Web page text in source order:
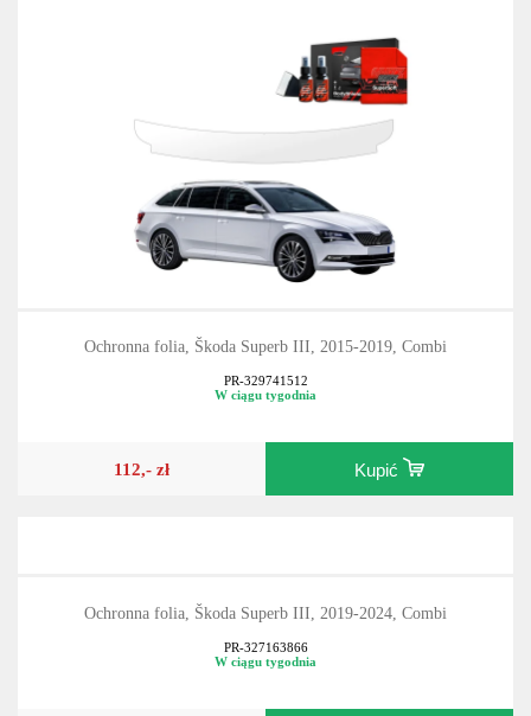
Ochronna folia, Škoda Superb III, 2015-2019, Combi
PR-329741512
W ciągu tygodnia
112,- zł Kupić
Ochronna folia, Škoda Superb III, 2019-2024, Combi
PR-327163866
W ciągu tygodnia